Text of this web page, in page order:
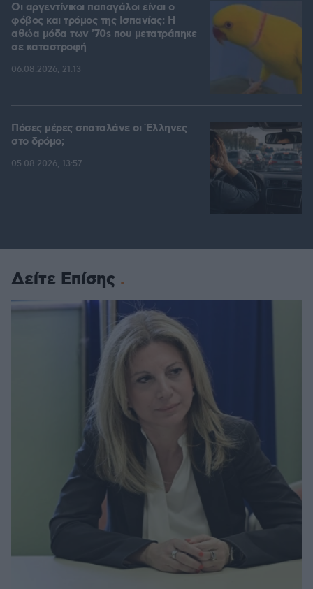
Οι αργεντίνικοι παπαγάλοι είναι ο
φόβος και τρόμος της Ισπανίας: Η
αθώα μόδα των '70s που μετατράπηκε
σε καταστροφή
06.08.2026, 21:13
Πόσες μέρες σπαταλάνε οι Έλληνες
στο δρόμο;
05.08.2026, 13:57
Δείτε Επίσης